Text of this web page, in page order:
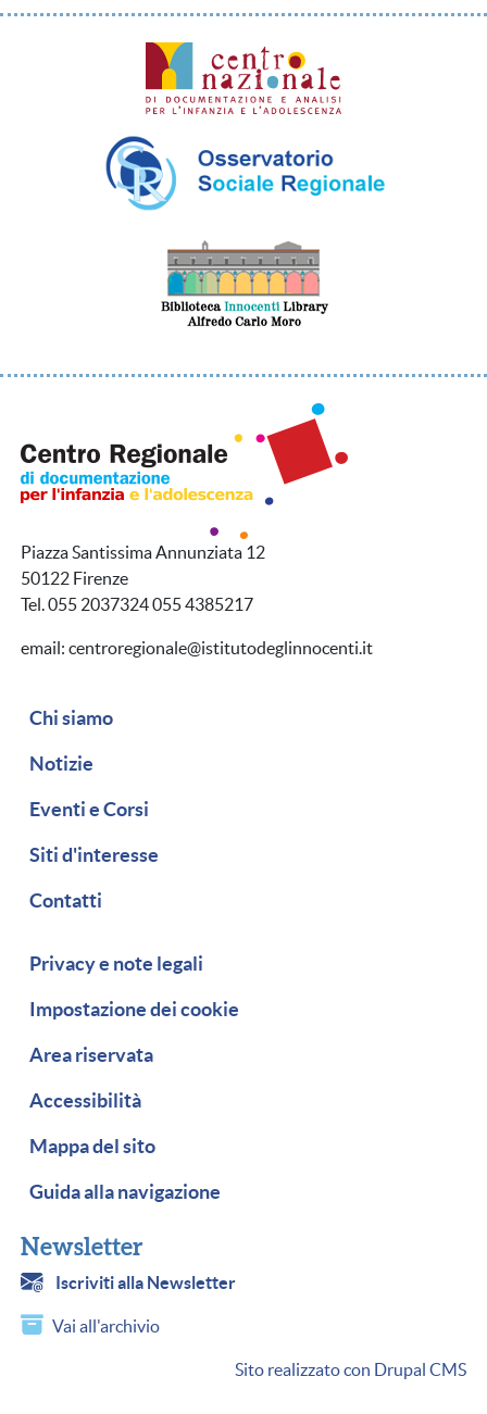
Piazza Santissima Annunziata 12
50122 Firenze
Tel. 055 2037324 055 4385217
email: centroregionale@istitutodeglinnocenti.it
Navigazione secondaria
Chi siamo
Notizie
Eventi e Corsi
Siti d'interesse
Contatti
Piè di pagina
Privacy e note legali
Impostazione dei cookie
Area riservata
Accessibilità
Mappa del sito
Guida alla navigazione
Newsletter
Iscriviti alla Newsletter
Vai all'archivio
Sito realizzato con Drupal CMS